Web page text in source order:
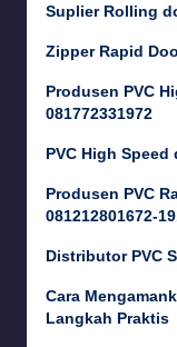
Suplier Rolling
Zipper Rapid
Produsen PVC
081772331972
PVC High
Produsen PVC
081212801672-
Distributor PVC
Cara
Langkah Praktis